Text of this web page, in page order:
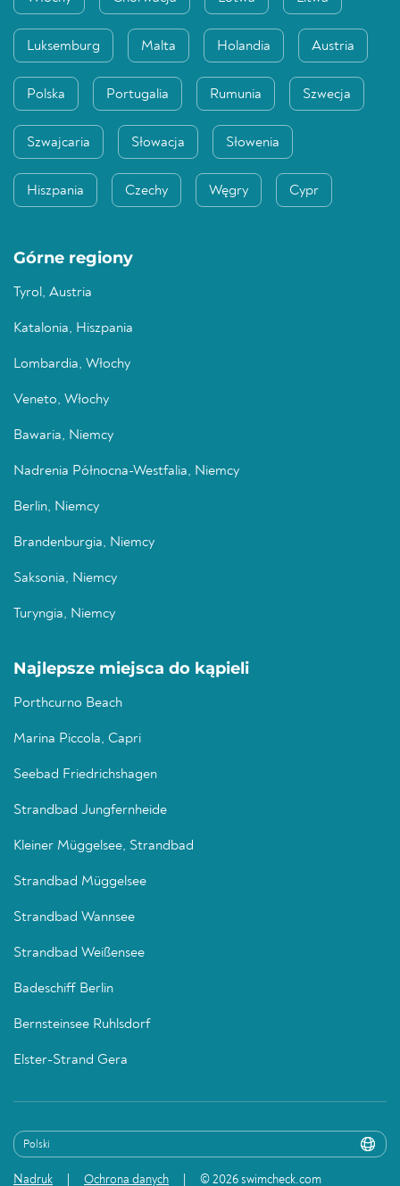
Luksemburg Malta Holandia Austria
Polska Portugalia Rumunia Szwecja
Szwajcaria Słowacja Słowenia
Hiszpania Czechy Węgry Cypr
Górne regiony
Tyrol, Austria
Katalonia, Hiszpania
Lombardia, Włochy
Veneto, Włochy
Bawaria, Niemcy
Nadrenia Północna-Westfalia, Niemcy
Berlin, Niemcy
Brandenburgia, Niemcy
Saksonia, Niemcy
Turyngia, Niemcy
Najlepsze miejsca do kąpieli
Porthcurno Beach
Marina Piccola, Capri
Seebad Friedrichshagen
Strandbad Jungfernheide
Kleiner Müggelsee, Strandbad
Strandbad Müggelsee
Strandbad Wannsee
Strandbad Weißensee
Badeschiff Berlin
Bernsteinsee Ruhlsdorf
Elster-Strand Gera
Nadruk Ochrona danych © 2026 swimcheck.com